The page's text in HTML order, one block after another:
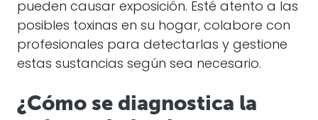
pueden causar exposición. Esté atento a las
posibles toxinas en su hogar, colabore con
profesionales para detectarlas y gestione
estas sustancias según sea necesario.
¿Cómo se diagnostica la